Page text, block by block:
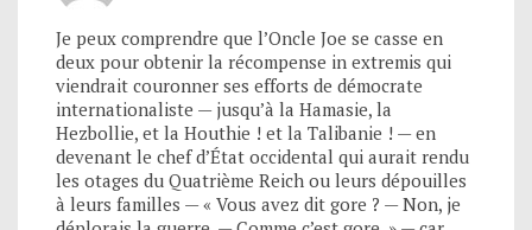
Je peux comprendre que l’Oncle Joe se casse en
deux pour obtenir la récompense in extremis qui
viendrait couronner ses efforts de démocrate
internationaliste — jusqu’à la Hamasie, la
Hezbollie, et la Houthie ! et la Talibanie ! — en
devenant le chef d’État occidental qui aurait rendu
les otages du Quatrième Reich ou leurs dépouilles
à leurs familles — « Vous avez dit gore ? — Non, je